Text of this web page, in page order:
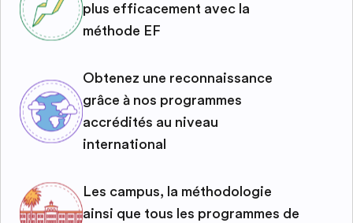
plus efficacement avec la
méthode EF
Obtenez une reconnaissance
grâce à nos programmes
accrédités au niveau
international
Les campus, la méthodologie
ainsi que tous les programmes de